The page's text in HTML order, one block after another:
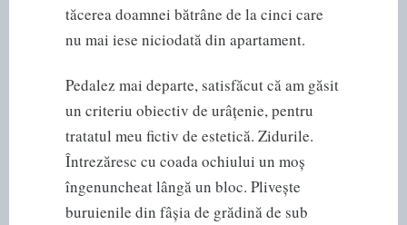
tăcerea doamnei bătrâne de la cinci care
nu mai iese niciodată din apartament.
Pedalez mai departe, satisfăcut că am găsit
un criteriu obiectiv de urâțenie, pentru
tratatul meu fictiv de estetică. Zidurile.
Întrezăresc cu coada ochiului un moș
îngenuncheat lângă un bloc. Plivește
buruienile din fâșia de grădină de sub